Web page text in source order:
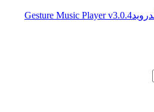
Gesture Music Player